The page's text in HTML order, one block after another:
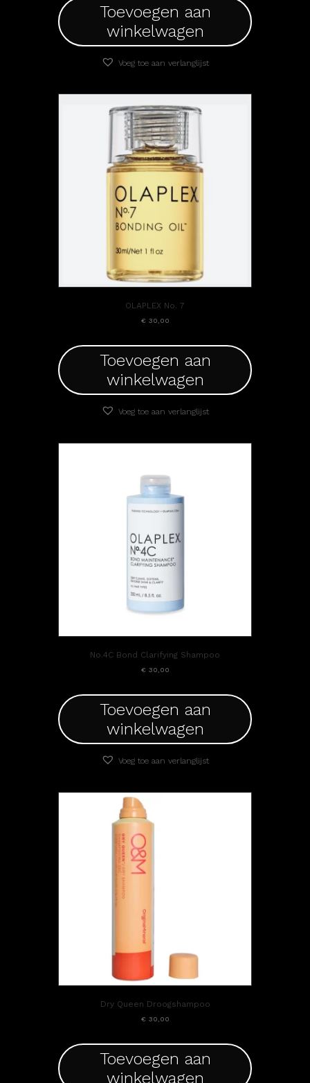
Toevoegen aan
winkelwagen
Voeg toe aan verlanglijst
OLAPLEX No. 7
€30,00
Toevoegen aan
winkelwagen
Voeg toe aan verlanglijst
No.4C Bond Clarifying Shampoo
€30,00
Toevoegen aan
winkelwagen
Voeg toe aan verlanglijst
Dry Queen Droogshampoo
€30,00
Toevoegen aan
winkelwagen